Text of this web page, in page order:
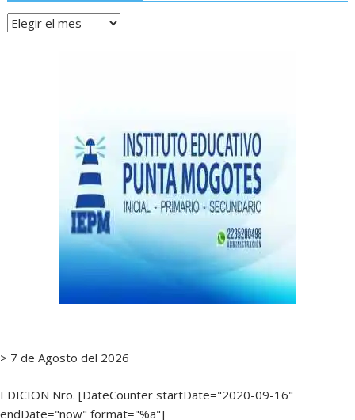
Archivos
> 7 de Agosto del 2026
EDICION Nro. [DateCounter startDate="2020-09-16"
endDate="now" format="%a"]